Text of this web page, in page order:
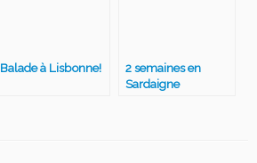
Balade à Lisbonne!
2 semaines en
Sardaigne